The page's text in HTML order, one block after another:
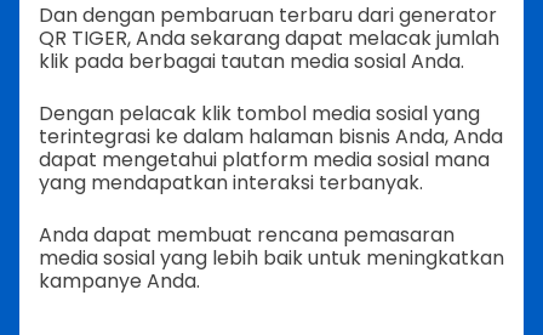
Dan dengan pembaruan terbaru dari generator
QR TIGER, Anda sekarang dapat melacak jumlah
klik pada berbagai tautan media sosial Anda.
Dengan pelacak klik tombol media sosial yang
terintegrasi ke dalam halaman bisnis Anda, Anda
dapat mengetahui platform media sosial mana
yang mendapatkan interaksi terbanyak.
Anda dapat membuat rencana pemasaran
media sosial yang lebih baik untuk meningkatkan
kampanye Anda.